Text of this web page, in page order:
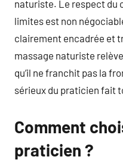
naturiste. Le respect du
limites est non
clairement encadrée et
massage naturiste
qu’il ne franchit pas la
sérieux du praticien fait
Comment
praticien ?